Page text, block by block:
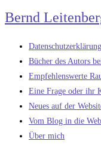
Zum
Inhalt
springen
Bernd
Datenschutzerklärung
Bücher des Autors
Empfehlenswerte
Eine Frage oder ihr
Neues auf der
Vom Blog in die
Über mich